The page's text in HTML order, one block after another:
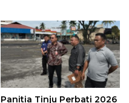
Wali Kota Manado
Panitia Tinju Perbati 2026